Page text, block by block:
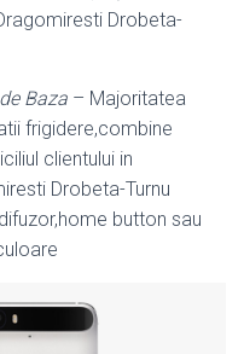
Drobeta-
Baza – Majoritatea
frigidere,combine
clientului in
Drobeta-Turnu
button sau